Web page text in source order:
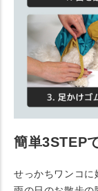
簡単3STEP
せっかちワンコに